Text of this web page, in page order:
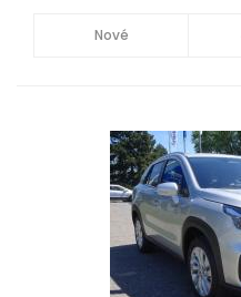
Nové